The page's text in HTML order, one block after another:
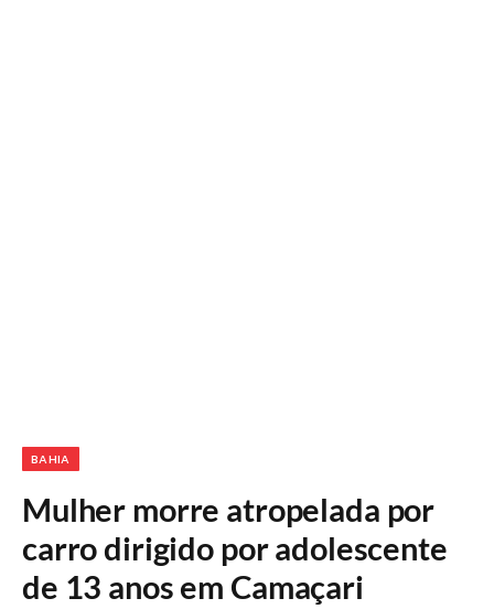
BAHIA
Mulher morre atropelada por
carro dirigido por adolescente
de 13 anos em Camaçari